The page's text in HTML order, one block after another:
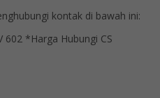
kontak di bawah ini:
*Harga Hubungi CS